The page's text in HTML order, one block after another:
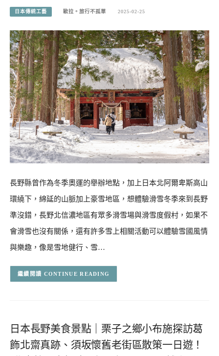
日本傳統工藝 歐拉。旅行不孤單 2025-02-25
長野縣曾作為冬季奧運的舉辦地點，加上日本北阿爾卑斯高山
環繞下，綿延的山脈加上豪雪地區，想體驗滑雪冬季來到長野
準沒錯，長野北信濃地區有眾多滑雪場與滑雪度假村，如果不
會滑雪也沒有關係，還有許多雪上相關活動可以體驗雪國風情
與樂趣，像是雪地健行、雪…
CONTINUE READING
日本長野美食景點｜栗子之鄉小布施探訪葛
飾北齋真跡、須坂懷舊老街區散策一日遊！